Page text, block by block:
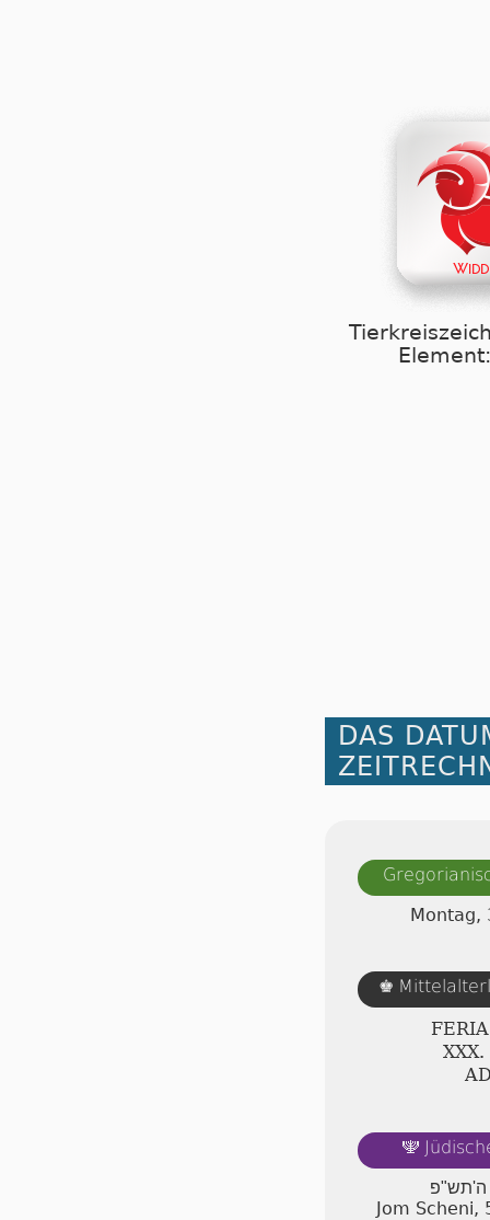
DAS
Montag,
♚
ⅩⅩⅩ.
🕎
ה'תש"פ
Jom Scheni,